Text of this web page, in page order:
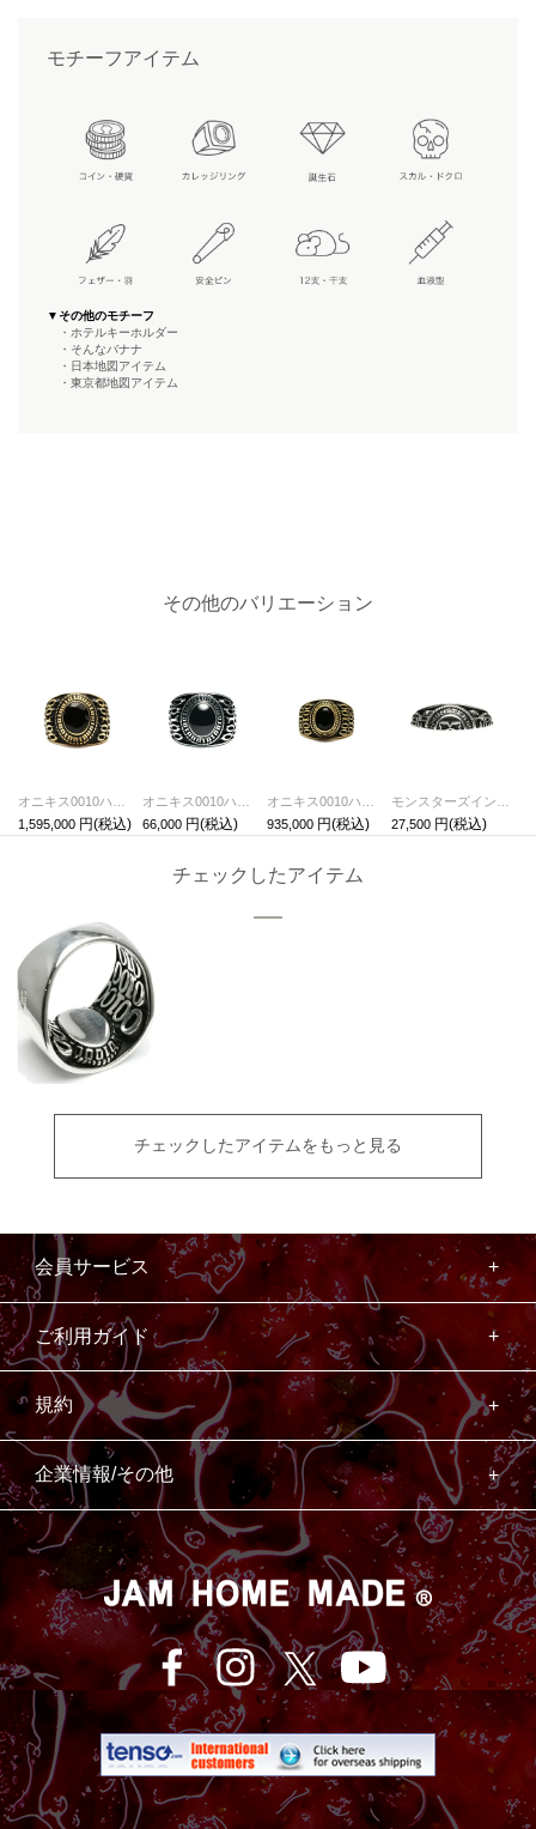
モチーフアイテム
▼その他のモチーフ
・ホテルキーホルダー
・そんなバナナ
・日本地図アイテム
・東京都地図アイテム
その他のバリエーション
1,595,000
66,000
935,000
27,500
チェックしたアイテム
チェックしたアイテムをもっと見る
会員サービス
ご利用ガイド
規約
企業情報/その他